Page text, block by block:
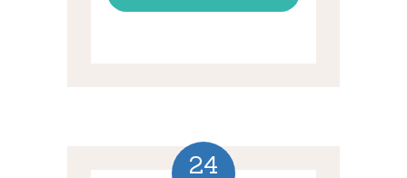
24